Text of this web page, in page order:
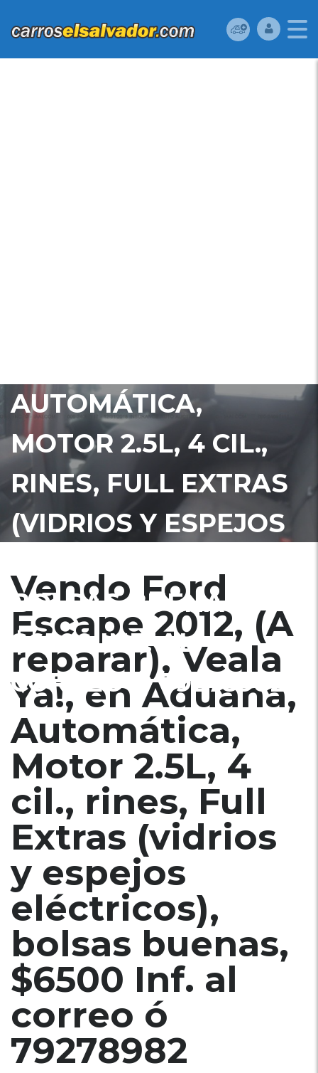
AUTOMÁTICA,
MOTOR 2.5L, 4 CIL.,
RINES, FULL EXTRAS
(VIDRIOS Y ESPEJOS
BOLSAS BUENAS,
$6500 INF. AL
CORREO Ó 79278982
Vendo Ford
Escape 2012, (A
reparar), Veala
Ya!, en Aduana,
Automática,
Motor 2.5L, 4
cil., rines, Full
Extras (vidrios
y espejos
eléctricos),
bolsas buenas,
$6500 Inf. al
correo ó
79278982